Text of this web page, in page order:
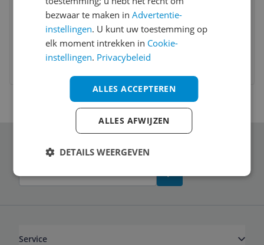
Ortega RTPSTD-SBK-L TourPlayer Series -
Elektrisch-akoestische klassieke gitaar -
Zwart - Linkshandig - Met tas
€ 445,60
Schrijf je in voor onze nieuwsbrief
Service
bezwaar te maken inAdvertentie-
instellingen. U kunt uw toestemming op
elk moment intrekken in Cookie-
instellingen. Privacybeleid
ALLES ACCEPTEREN
ALLES AFWIJZEN
DETAILS WEERGEVEN